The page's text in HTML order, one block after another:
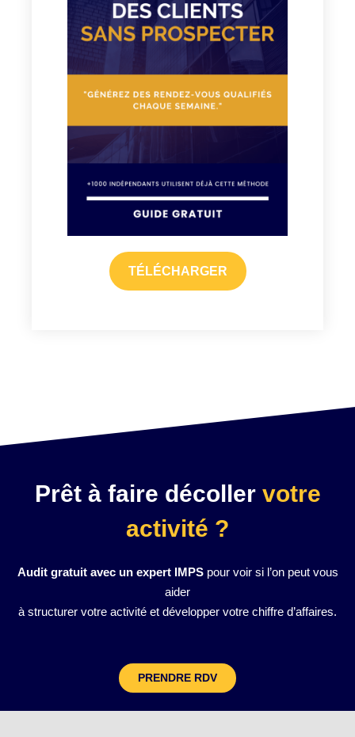
TÉLÉCHARGER
Prêt à faire décoller votre
activité ?
Audit gratuit avec un expert IMPSpour voir si l’on peut vous
aider
à structurer votre activité et développer votre chiffre d’affaires.
PRENDRE RDV